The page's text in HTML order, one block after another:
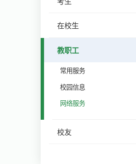
在校生
教职工
常用服务
校园信息
网络服务
校友